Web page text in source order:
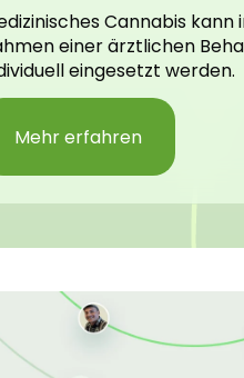
Cannabis kann
einer ärztlichen
eingesetzt werden.
Mehr erfahren